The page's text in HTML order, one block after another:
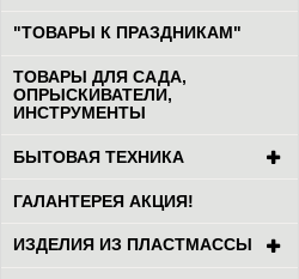
"ТОВАРЫ К ПРАЗДНИКАМ"
ТОВАРЫ ДЛЯ САДА,
ОПРЫСКИВАТЕЛИ,
ИНСТРУМЕНТЫ
БЫТОВАЯ ТЕХНИКА
ГАЛАНТЕРЕЯ АКЦИЯ!
ИЗДЕЛИЯ ИЗ ПЛАСТМАССЫ